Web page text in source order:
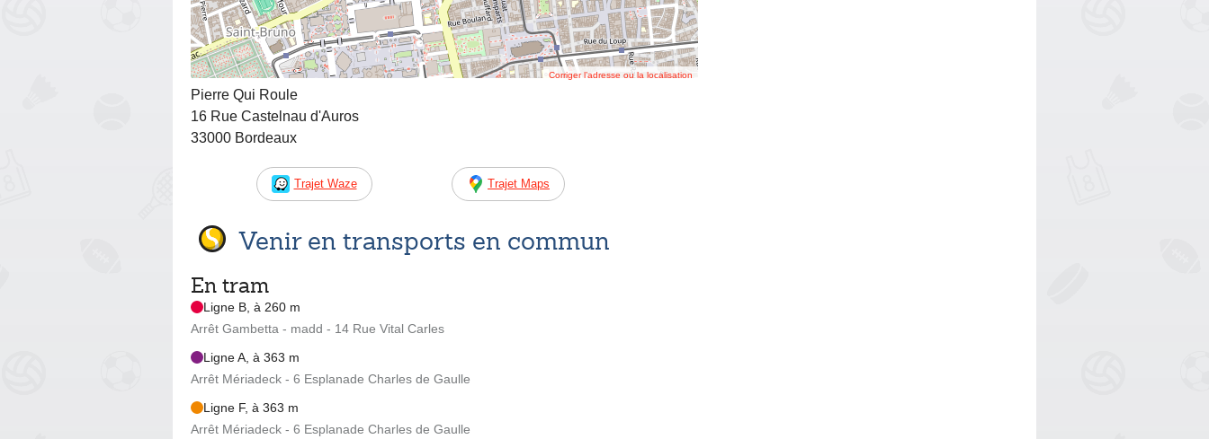
Corriger l’adresse ou la localisation
Pierre Qui Roule
16 Rue Castelnau d'Auros
33000 Bordeaux
Trajet Waze Trajet Maps
Venir en transports en commun
En tram
Ligne B, à 260 m
Arrêt Gambetta - madd - 14 Rue Vital Carles
Ligne A, à 363 m
Arrêt Mériadeck - 6 Esplanade Charles de Gaulle
Ligne F, à 363 m
Arrêt Mériadeck - 6 Esplanade Charles de Gaulle